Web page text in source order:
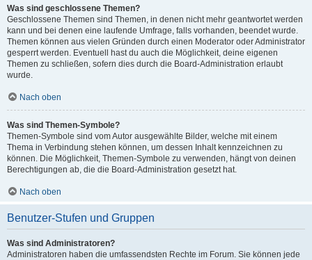
Was sind geschlossene Themen?
Geschlossene Themen sind Themen, in denen nicht mehr geantwortet werden
kann und bei denen eine laufende Umfrage, falls vorhanden, beendet wurde.
Themen können aus vielen Gründen durch einen Moderator oder Administrator
gesperrt werden. Eventuell hast du auch die Möglichkeit, deine eigenen
Themen zu schließen, sofern dies durch die Board-Administration erlaubt
wurde.
Nach oben
Was sind Themen-Symbole?
Themen-Symbole sind vom Autor ausgewählte Bilder, welche mit einem
Thema in Verbindung stehen können, um dessen Inhalt kennzeichnen zu
können. Die Möglichkeit, Themen-Symbole zu verwenden, hängt von deinen
Berechtigungen ab, die die Board-Administration gesetzt hat.
Nach oben
Benutzer-Stufen und Gruppen
Was sind Administratoren?
Administratoren haben die umfassendsten Rechte im Forum. Sie können jede